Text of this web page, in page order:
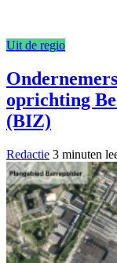
Uit de regio
oprichting
(BIZ)
Redactie 3 minuten